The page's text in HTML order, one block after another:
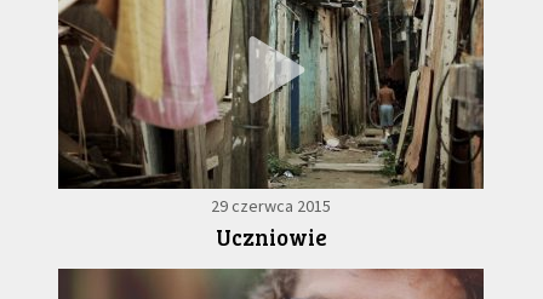
29 czerwca 2015
Uczniowie